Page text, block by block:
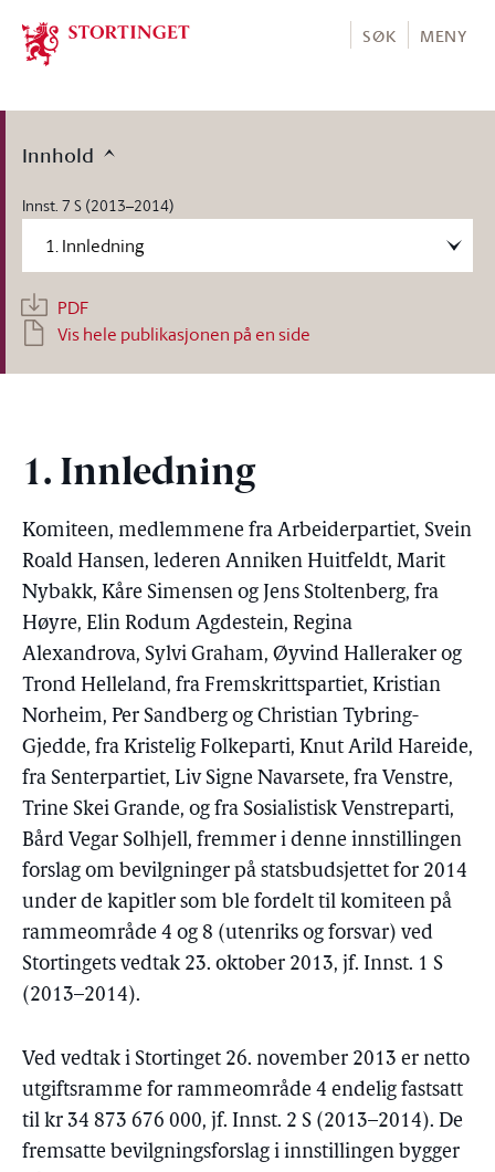
Stortinget.no
SØK MENY
Innhold
Innst. 7 S (2013–2014)
PDF
Vis hele publikasjonen på en side
1. Innledning
Komiteen, medlemmene fra Arbeiderpartiet, Svein
Roald Hansen, lederen Anniken Huitfeldt, Marit
Nybakk, Kåre Simensen og Jens Stoltenberg, fra
Høyre, Elin Rodum Agdestein, Regina
Alexandrova, Sylvi Graham, Øyvind Halleraker og
Trond Helleland, fra Fremskrittspartiet, Kristian
Norheim, Per Sandberg og Christian Tybring-
Gjedde, fra Kristelig Folkeparti, Knut Arild Hareide,
fra Senterpartiet, Liv Signe Navarsete, fra Venstre,
Trine Skei Grande, og fra Sosialistisk Venstreparti,
Bård Vegar Solhjell, fremmer i denne innstillingen
forslag om bevilgninger på statsbudsjettet for 2014
under de kapitler som ble fordelt til komiteen på
rammeområde 4 og 8 (utenriks og forsvar) ved
Stortingets vedtak 23. oktober 2013, jf. Innst. 1 S
(2013–2014).
Ved vedtak i Stortinget 26. november 2013 er netto
utgiftsramme for rammeområde 4 endelig fastsatt
til kr 34 873 676 000, jf. Innst. 2 S (2013–2014). De
fremsatte bevilgningsforslag i innstillingen bygger